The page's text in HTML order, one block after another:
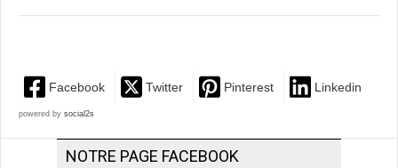
Facebook Twitter Pinterest Linkedin
powered by social2s
NOTRE PAGE FACEBOOK